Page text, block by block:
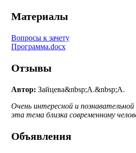
Материалы
Вопросы к зачету
Программа.docx
Отзывы
Автор: Зайцева&nbsp;А.&nbsp;А.
Очень интересной и
эта тема близка современному
Объявления